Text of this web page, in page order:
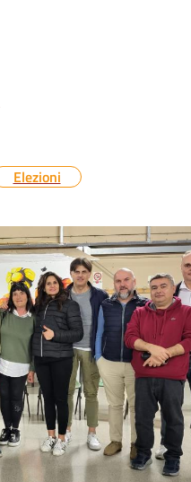
Elezioni